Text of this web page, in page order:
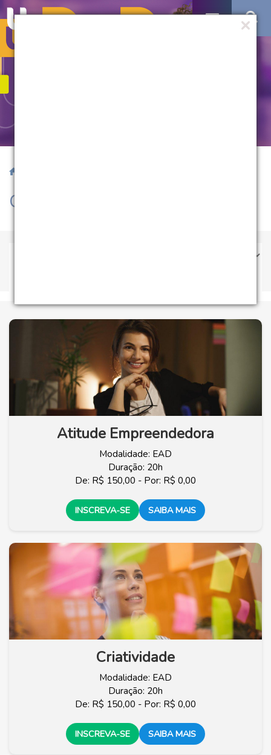
Cursos Rápidos
Atitude Empreendedora
Modalidade: EAD
Duração: 20h
De: R$ 150,00 - Por: R$ 0,00
INSCREVA-SE SAIBA MAIS
Criatividade
Modalidade: EAD
Duração: 20h
De: R$ 150,00 - Por: R$ 0,00
INSCREVA-SE SAIBA MAIS